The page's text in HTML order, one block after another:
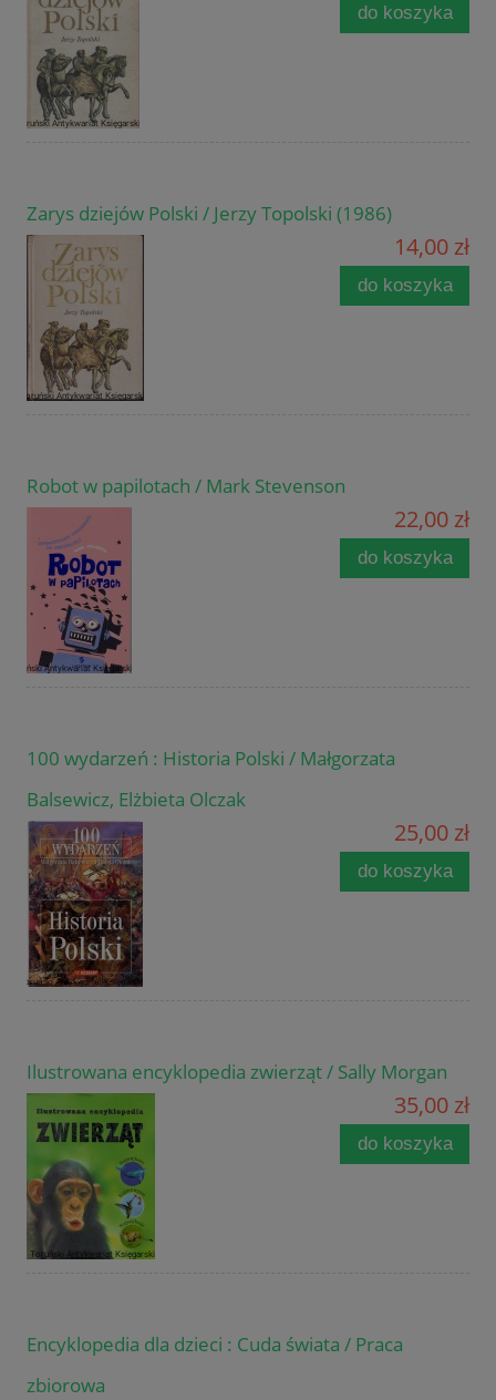
do koszyka
Zarys dziejów Polski / Jerzy Topolski (1986)
14,00 zł
do koszyka
Robot w papilotach / Mark Stevenson
22,00 zł
do koszyka
100 wydarzeń : Historia Polski / Małgorzata
Balsewicz, Elżbieta Olczak
25,00 zł
do koszyka
Ilustrowana encyklopedia zwierząt / Sally Morgan
35,00 zł
do koszyka
Encyklopedia dla dzieci : Cuda świata / Praca
zbiorowa